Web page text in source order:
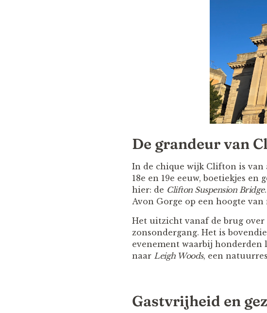
De grandeur van
In de chique wijk Clifton is van
18e en 19e eeuw, boetiekjes
hier: de Clifton Suspension Bridge
Avon Gorge op een hoogte van
Het uitzicht vanaf de brug over
zonsondergang. Het is
evenement waarbij honderden
naar Leigh Woods, een
Gastvrijheid en